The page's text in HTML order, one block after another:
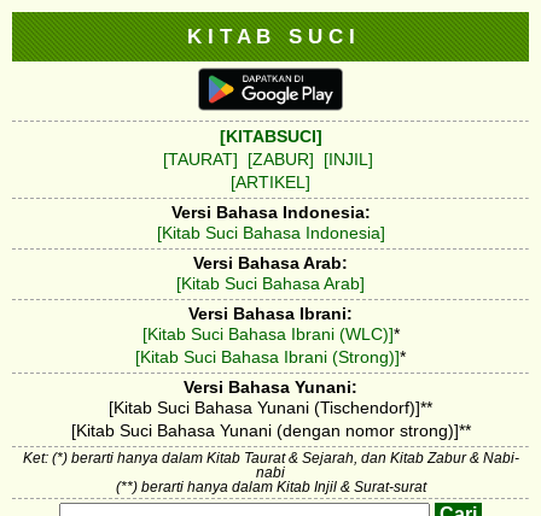
K I T A B S U C I
[KITABSUCI]
[TAURAT]
[ZABUR]
[INJIL]
[ARTIKEL]
Versi Bahasa Indonesia:
[Kitab Suci Bahasa Indonesia]
Versi Bahasa Arab:
[Kitab Suci Bahasa Arab]
Versi Bahasa Ibrani:
[Kitab Suci Bahasa Ibrani (WLC)]*
[Kitab Suci Bahasa Ibrani (Strong)]*
Versi Bahasa Yunani:
[Kitab Suci Bahasa Yunani (Tischendorf)]**
[Kitab Suci Bahasa Yunani (dengan nomor strong)]**
Ket: (*) berarti hanya dalam Kitab Taurat & Sejarah, dan Kitab Zabur & Nabi-
nabi
(**) berarti hanya dalam Kitab Injil & Surat-surat